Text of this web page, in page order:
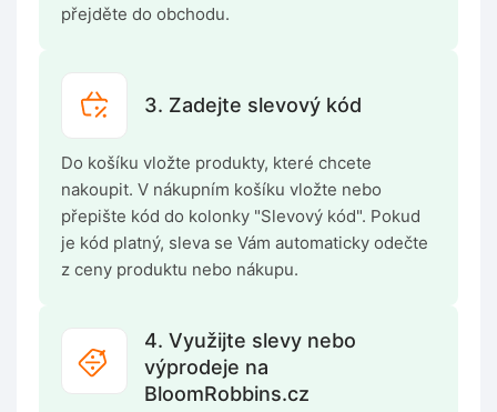
přejděte do obchodu.
3. Zadejte slevový kód
Do košíku vložte produkty, které chcete
nakoupit. V nákupním košíku vložte nebo
přepište kód do kolonky "Slevový kód". Pokud
je kód platný, sleva se Vám automaticky odečte
z ceny produktu nebo nákupu.
4. Využijte slevy nebo
výprodeje na
BloomRobbins.cz